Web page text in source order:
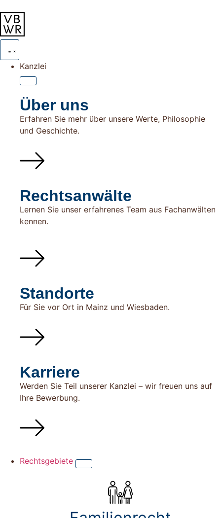
Kanzlei
Über uns
Erfahren Sie mehr über unsere Werte, Philosophie
und Geschichte.
Rechtsanwälte
Lernen Sie unser erfahrenes Team aus Fachanwälten
kennen.
Standorte
Für Sie vor Ort in Mainz und Wiesbaden.
Karriere
Werden Sie Teil unserer Kanzlei – wir freuen uns auf
Ihre Bewerbung.
Rechtsgebiete